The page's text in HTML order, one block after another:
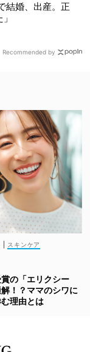
結婚、出産。正
Recommended by
スキンケア
の「エリクシー
！？ママのシワに
理由とは